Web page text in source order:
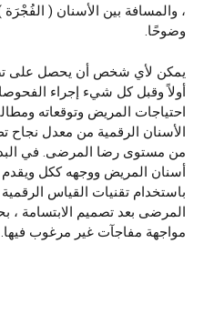
، والمسافة بين الأسنان ( الفُجْرَة )
وضوحًا.
يمكن لأي شخص أن يحصل على
أولاً وقبل كل شيء إجراء
احتياجات المريض وتوقعاته
الأسنان الرقمية من معدل نجاح
من مستوى رضا المرضى. في
أسنان المريض ووجهه ككل ويقدم
باستخدام تقنيات القياس
المرضى بعد تصميم الابتسامة
مواجهة مفاجآت غير مرغوب فيها.